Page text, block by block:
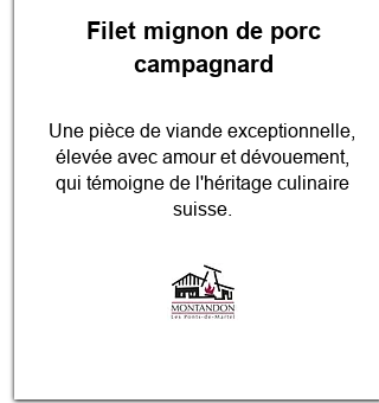
Filet mignon de porc
campagnard
Une pièce de viande exceptionnelle,
élevée avec amour et dévouement,
qui témoigne de l'héritage culinaire
suisse.